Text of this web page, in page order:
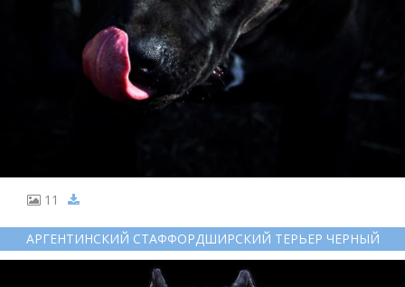
11
АРГЕНТИНСКИЙ СТАФФОРДШИРСКИЙ ТЕРЬЕР ЧЕРНЫЙ